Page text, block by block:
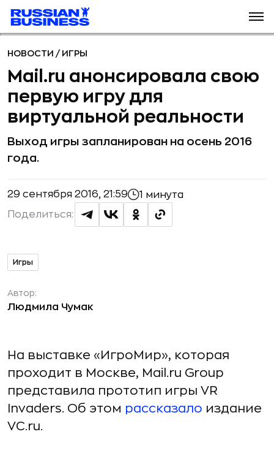
НОВОСТИ / ИГРЫ
Mail.ru анонсировала свою
первую игру для
виртуальной реальности
Выход игры запланирован на осень 2016
года.
29 сентября 2016, 21:59 1 минута
Поделиться:
Игры
Автор:
Людмила Чумак
На выставке «ИгроМир», которая
проходит в Москве, Mail.ru Group
представила прототип игры VR
Invaders. Об этом рассказало издание
VC.ru.